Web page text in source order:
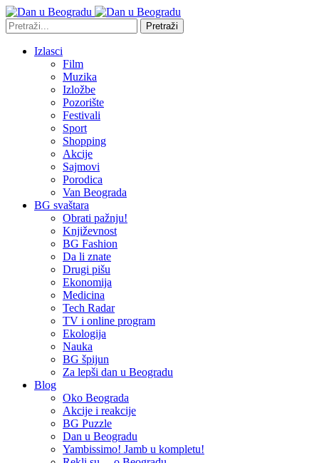
Pretraži
Izlasci
Film
Muzika
Izložbe
Pozorište
Festivali
Sport
Shopping
Akcije
Sajmovi
Porodica
Van Beograda
BG svaštara
Obrati pažnju!
Književnost
BG Fashion
Da li znate
Drugi pišu
Ekonomija
Medicina
Tech Radar
TV i online program
Ekologija
Nauka
BG špijun
Za lepši dan u Beogradu
Blog
Oko Beograda
Akcije i reakcije
BG Puzzle
Dan u Beogradu
Yambissimo! Jamb u kompletu!